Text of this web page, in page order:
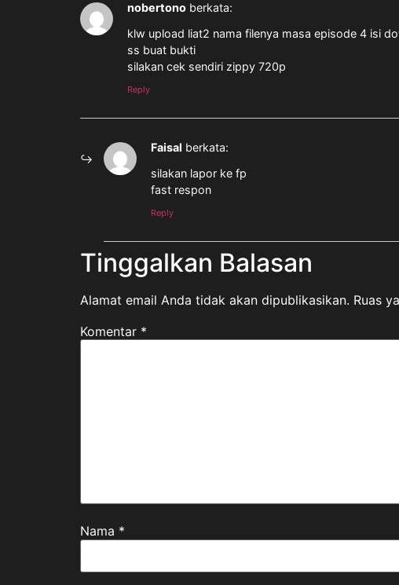
nobertono berkata:
klw upload liat2 nama filenya masa episode 4 isi
ss buat bukti
silakan cek sendiri zippy 720p
Reply
Faisal berkata:
silakan lapor ke fp
fast respon
Reply
Tinggalkan Balasan
Alamat email Anda tidak akan dipublikasikan. Ruas
Komentar *
Nama *